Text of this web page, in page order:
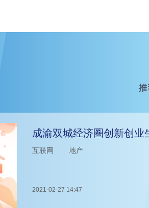
成渝双城经济圈创新创
互联网 地产
2021-02-27 14:47